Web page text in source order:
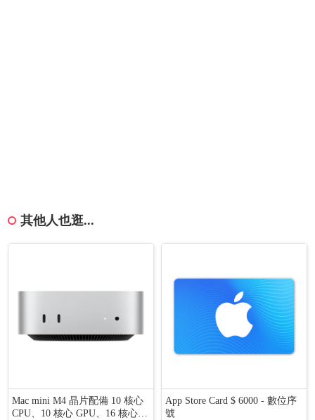
其他人也逛...
Mac mini M4 晶片配備 10 核心
CPU、10 核心 GPU、16 核心 1
App Store Card $ 6000 - 數位序
號